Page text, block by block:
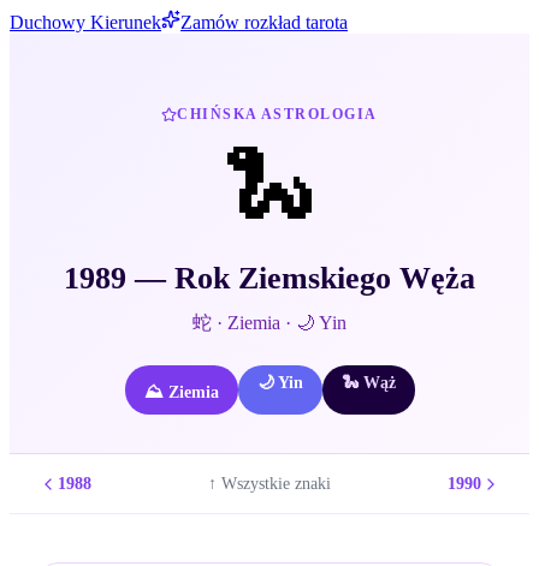
Duchowy Kierunek Zamów rozkład tarota
CHIŃSKA ASTROLOGIA
🐍
1989 — Rok Ziemskiego Węża
蛇 · Ziemia · 🌙 Yin
⛰️ Ziemia 🌙 Yin 🐍 Wąż
1988 ↑ Wszystkie znaki 1990